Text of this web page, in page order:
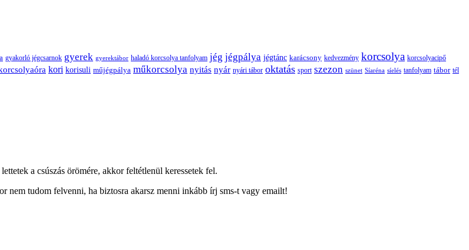
gyakorló jégcsarnok gyerek gyerektábor haladó korcsolya tanfolyam jég jégpálya jégtánc karácsony kedvezmény korcsolya korcsolyacipő
kori korisuli műjégpálya műkorcsolya nyitás nyár nyári tábor oktatás sport szezon szünet Síaréna síelés tanfolyam tábor tél
a csúszás örömére, akkor feltétlenül keressetek fel.
nem tudom felvenni, ha biztosra akarsz menni inkább írj sms-t vagy emailt!